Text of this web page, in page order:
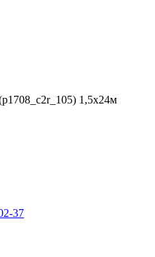
1,5х24м
37